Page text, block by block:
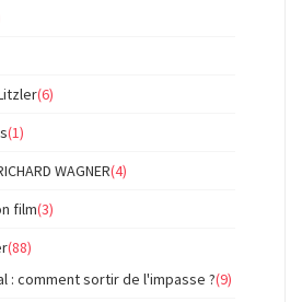
(6)
(1)
WAGNER(4)
film(3)
(88)
: comment sortir de l'impasse ?(9)